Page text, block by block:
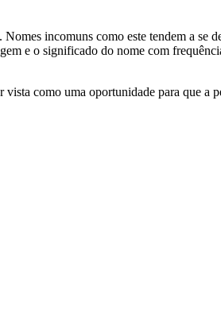
incomuns como este tendem a se
e o significado do nome com
como uma oportunidade para que